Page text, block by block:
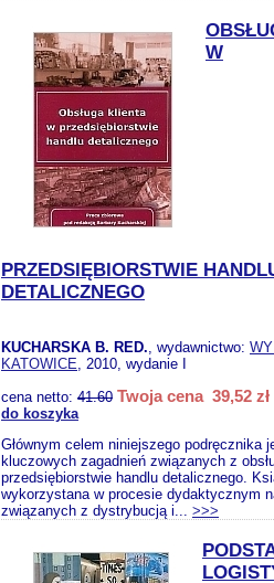
W
PRZEDSIĘBIORSTWIE
DETALICZNEGO
KUCHARSKA B. RED., wydawnictwo:
KATOWICE, 2010, wydanie I
cena netto: 41.60 Twoja cena 39,52 zł
do koszyka
Głównym celem niniejszego podręcznika
kluczowych zagadnień związanych z
przedsiębiorstwie handlu detalicznego.
wykorzystana w procesie dydaktycznym
związanych z dystrybucją i... >>>